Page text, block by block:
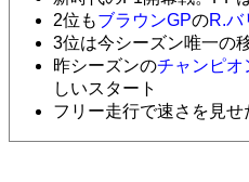
2位もブラウンGPのR.バ
3位は今シーズン唯一の
昨シーズンのチャンピオ
しいスタート
フリー走行で速さを見せ